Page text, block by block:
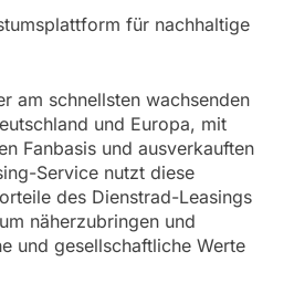
für nachhaltige
am schnellsten wachsenden
und Europa, mit
Fanbasis und ausverkauften
Service nutzt diese
des Dienstrad-Leasings
näherzubringen und
und gesellschaftliche Werte